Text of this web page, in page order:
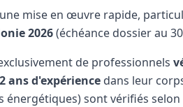
mise en œuvre rapide,
2026(échéance dossier au
de professionnels
2 ans d'expérience dans leur
énergétiques) sont vérifiés selon